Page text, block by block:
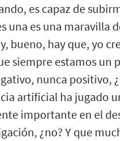
es capaz de
una es una maravilla
bueno, hay que, yo
siempre estamos un
nunca positivo,
artificial ha jugado
importante en el
¿no? Y que